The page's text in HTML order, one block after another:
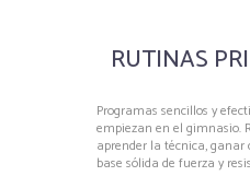
RUTINAS
Programas sencillos y
empiezan en el gimnasio.
aprender la técnica,
base sólida de fuerza y